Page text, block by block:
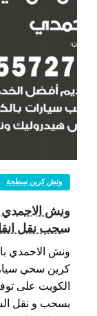
ونش كرين سطحة
سحب نقل
ونش الاحمدي
كرين سحي
الكويت على
بسحب و نقل